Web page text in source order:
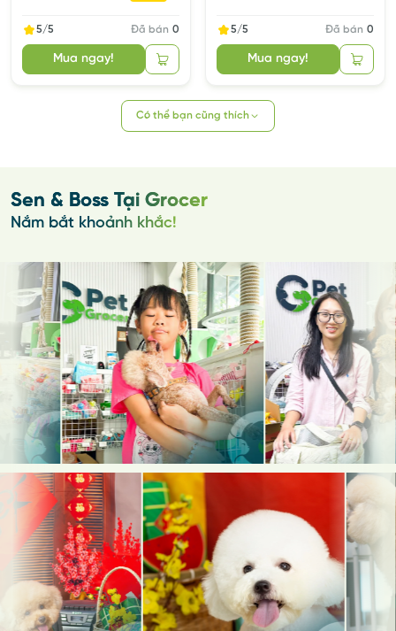
5/5 Đã bán 0
Mua ngay!
5/5 Đã bán 0
Mua ngay!
Có thể bạn cũng thích
Sen & Boss Tại Grocer
Nắm bắt khoảnh khắc!